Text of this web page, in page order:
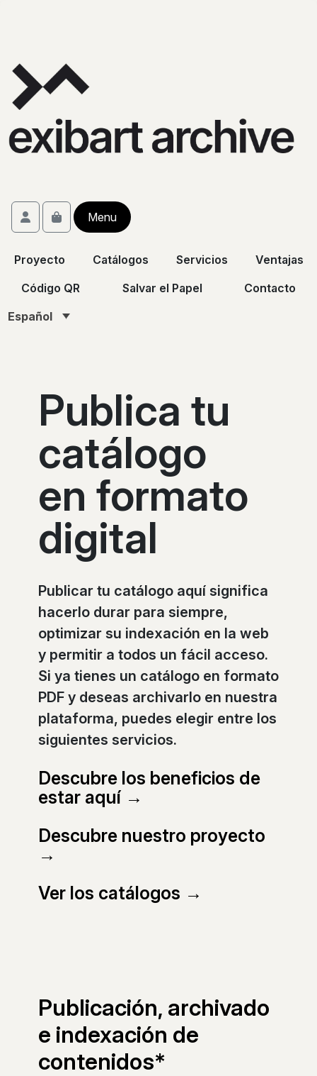
Account
Cart
Menu
Proyecto Catálogos Servicios
Ventajas
Código QR
Salvar el Papel
Contacto
Español
Publica tu
catálogo
en formato
digital
Publicar tu catálogo aquí significa
hacerlo durar para siempre,
optimizar su indexación en la web
y permitir a todos un fácil acceso.
Si ya tienes un catálogo en formato
PDF y deseas archivarlo en nuestra
plataforma, puedes elegir entre los
siguientes servicios.
Descubre los beneficios de
estar aquí →
Descubre nuestro proyecto
→
Ver los catálogos →
Publicación, archivado
e indexación de
contenidos*